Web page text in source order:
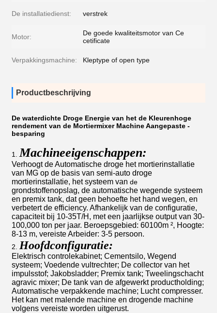
De installatiedienst: verstrek
Motor:
De goede kwaliteitsmotor van Ce
cetificate
Verpakkingsmachine: Kleptype of open type
Productbeschrijving
De waterdichte Droge Energie van het de Kleurenhoge
rendement van de Mortiermixer Machine Aangepaste -
besparing
1. Machineeigenschappen:
Verhoogtde Automatische droge het mortierinstallatie
van MG op de basis van semi-auto droge
mortierinstallatie, het systeem van de
grondstoffenopslag, de automatische wegende systeem
en premix tank, dat geen behoefte het hand wegen, en
verbetert de efficiency. Afhankelijk van de configuratie,
capaciteit bij 10-35T/H, met een jaarlijkse output van 30-
100,000 ton per jaar. Beroepsgebied: 60100m ², Hoogte:
8-13 m, vereiste Arbeider: 3-5 persoon.
2. Hoofdconfiguratie:
Elektrisch controlekabinet; Cementsilo, Wegend
systeem; Voedende vultrechter; De collector van het
impulsstof; Jakobsladder; Premix tank; Tweelingschacht
agravic mixer; De tank van de afgewerkt productholding;
Automatische verpakkende machine; Lucht compresser.
Het kan met malende machine en drogende machine
volgens vereiste worden uitgerust.